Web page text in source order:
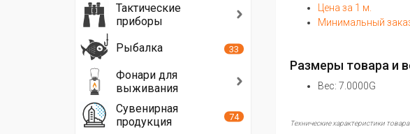
Цена за 1 м.
Минимальный
Размеры товара и
Вес: 7.0000G
Технические характеристики
Тактические
приборы
Рыбалка
33
Фонари для
выживания
Сувенирная
продукция
74